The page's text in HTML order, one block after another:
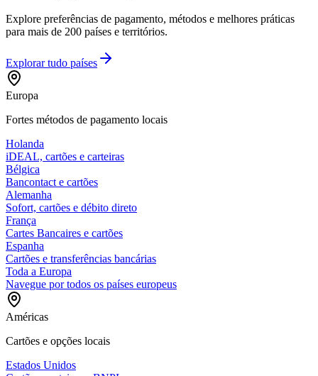
Explore preferências de pagamento, métodos e melhores práticas
para mais de 200 países e territórios.
Explorar tudo países
Europa
Fortes métodos de pagamento locais
Holanda
iDEAL, cartões e carteiras
Bélgica
Bancontact e cartões
Alemanha
Sofort, cartões e débito direto
França
Cartes Bancaires e cartões
Espanha
Cartões e transferências bancárias
Toda a Europa
Navegue por todos os países europeus
Américas
Cartões e opções locais
Estados Unidos